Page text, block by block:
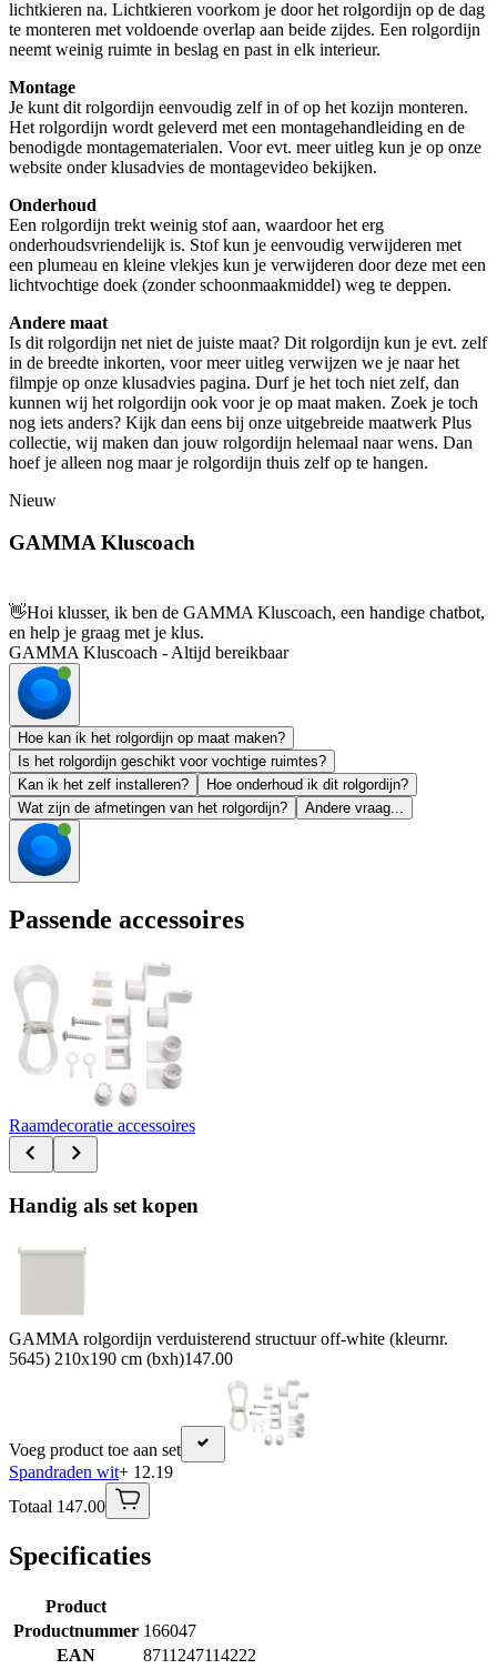
lichtkieren na. Lichtkieren voorkom je door het rolgordijn op de dag
te monteren met voldoende overlap aan beide zijdes. Een rolgordijn
neemt weinig ruimte in beslag en past in elk interieur.
Montage
Je kunt dit rolgordijn eenvoudig zelf in of op het kozijn monteren.
Het rolgordijn wordt geleverd met een montagehandleiding en de
benodigde montagematerialen. Voor evt. meer uitleg kun je op onze
website onder klusadvies de montagevideo bekijken.
Onderhoud
Een rolgordijn trekt weinig stof aan, waardoor het erg
onderhoudsvriendelijk is. Stof kun je eenvoudig verwijderen met
een plumeau en kleine vlekjes kun je verwijderen door deze met een
lichtvochtige doek (zonder schoonmaakmiddel) weg te deppen.
Andere maat
Is dit rolgordijn net niet de juiste maat? Dit rolgordijn kun je evt. zelf
in de breedte inkorten, voor meer uitleg verwijzen we je naar het
filmpje op onze klusadvies pagina. Durf je het toch niet zelf, dan
kunnen wij het rolgordijn ook voor je op maat maken. Zoek je toch
nog iets anders? Kijk dan eens bij onze uitgebreide maatwerk Plus
collectie, wij maken dan jouw rolgordijn helemaal naar wens. Dan
hoef je alleen nog maar je rolgordijn thuis zelf op te hangen.
Nieuw
GAMMA Kluscoach
👋Hoi klusser, ik ben de GAMMA Kluscoach, een handige chatbot,
en help je graag met je klus.
GAMMA Kluscoach - Altijd bereikbaar
Hoe kan ik het rolgordijn op maat maken?
Is het rolgordijn geschikt voor vochtige ruimtes?
Kan ik het zelf installeren?
Hoe onderhoud ik dit rolgordijn?
Wat zijn de afmetingen van het rolgordijn?
Andere vraag...
Passende accessoires
Raamdecoratie accessoires
Handig als set kopen
GAMMA rolgordijn verduisterend structuur off-white (kleurnr.
5645) 210x190 cm (bxh)147.00
Voeg product toe aan set
Spandraden wit+ 12.19
Totaal 147.00
Specificaties
Product
Productnummer 166047
EAN
8711247114222